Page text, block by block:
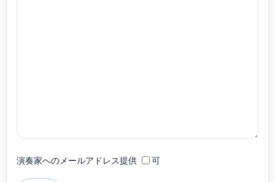
演奏家へのメールアドレス提供 可